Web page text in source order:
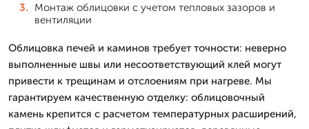
Монтаж облицовки с учетом тепловых зазоров и
вентиляции
Облицовка печей и каминов требует точности: неверно
выполненные швы или несоответствующий клей могут
привести к трещинам и отслоениям при нагреве. Мы
гарантируем качественную отделку: облицовочный
камень крепится с расчетом температурных расширений,